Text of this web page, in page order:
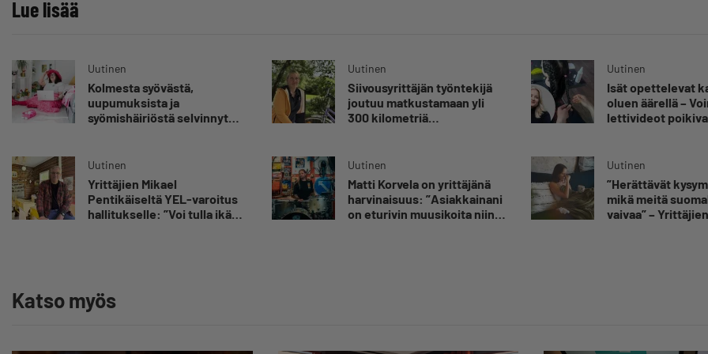
Lue lisää
Uutinen
Kolmesta syövästä,
uupumuksista ja
syömishäiriöstä selvinnyt
silmiin, olen oppinut
kestämään myös
yrittäjyyteen kuuluvaa
epävarmuutta”
Uutinen
Siivousyrittäjän työntekijä
joutuu matkustamaan yli
300 kilometriä
Uutinen
Isät opettelevat
oluen äärellä –
lettivideot
Uutinen
Yrittäjien Mikael
Pentikäiseltä YEL-varoitus
hallitukselle: ”Voi tulla ikävä
Uutinen
Matti Korvela on yrittäjänä
harvinaisuus: ”Asiakkainani
on eturivin muusikoita niin
Uutinen
”Herättävät
mikä meitä
vaivaa” – Yrittäjien
Katso myös